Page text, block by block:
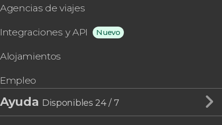
Agencias de viajes
Integraciones y API Nuevo
Alojamientos
Empleo
Ayuda Disponibles 24 / 7